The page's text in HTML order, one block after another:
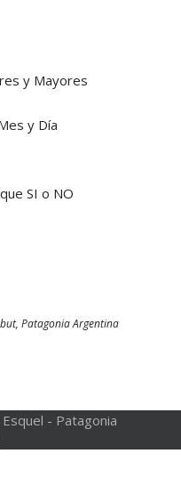
y Mayores
y Día
SI o NO
Patagonia Argentina
- Patagonia